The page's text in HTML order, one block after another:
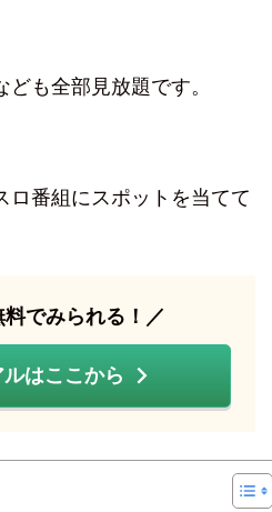
も全部見放題です。
ロ番組にスポットを当てて
でみられる！／
はここから